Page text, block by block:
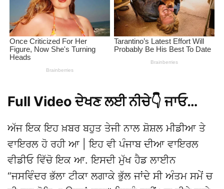
Full Video ਦੇਖਣ ਲਈ ਨੀਚੇ👇 ਜਾਓ…
ਅੱਜ ਇਕ ਇਹ ਖ਼ਬਰ ਬਹੁਤ ਤੇਜੀ ਨਾਲ ਸ਼ੋਸ਼ਲ ਮੀਡੀਆ ਤੇ
ਵਾਇਰਲ ਹੋ ਰਹੀ ਆ | ਇਹ ਵੀ ਪੰਜਾਬ ਦੀਆ ਵਾਇਰਲ
ਵੀਡੀਓ ਵਿੱਚੋ ਇਕ ਆ. ਇਸਦੀ ਮੁੱਖ ਹੈਡ ਲਾਈਨ
“ਜਸਵਿੰਦਰ ਭੱਲਾ ਟੀਕਾ ਲਗਾਕੇ ਭੁੱਲ ਜਾਂਦੇ ਸੀ ਅੰਤਮ ਸਮੇਂ ਚ